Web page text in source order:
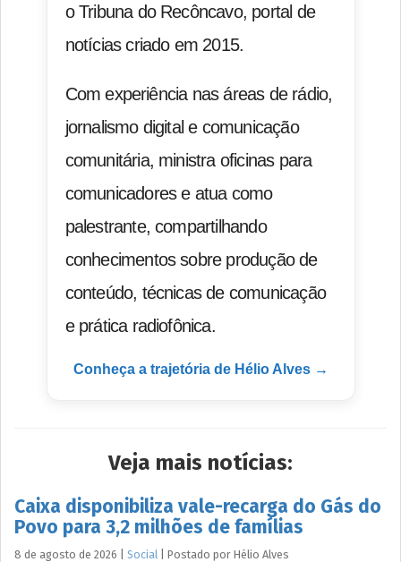
o Tribuna do Recôncavo, portal de
notícias criado em 2015.
Com experiência nas áreas de rádio,
jornalismo digital e comunicação
comunitária, ministra oficinas para
comunicadores e atua como
palestrante, compartilhando
conhecimentos sobre produção de
conteúdo, técnicas de comunicação
e prática radiofônica.
Conheça a trajetória de Hélio Alves →
Veja mais notícias:
Caixa disponibiliza vale-recarga do Gás do
Povo para 3,2 milhões de famílias
8 de agosto de 2026 Social Postado por Hélio Alves